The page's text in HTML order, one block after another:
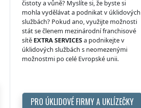
čistoty a vůně? Myslíte si, že byste si
mohla vydělávat a podnikat v úklidových
službách? Pokud ano, využijte možnosti
stát se členem mezinárodní franchisové
sítě EXTRA SERVICESa podnikejte v
úklidových službách s neomezenými
možnostmi po celé Evropské unii.
PRO ÚKLIDOVÉ FIRMY A UKLÍZEČKY